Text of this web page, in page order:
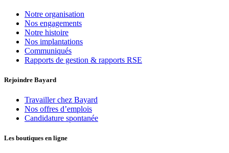
Notre organisation
Nos engagements
Notre histoire
Nos implantations
Communiqués
Rapports de gestion & rapports RSE
Rejoindre Bayard
Travailler chez Bayard
Nos offres d’emplois
Candidature spontanée
Les boutiques en ligne